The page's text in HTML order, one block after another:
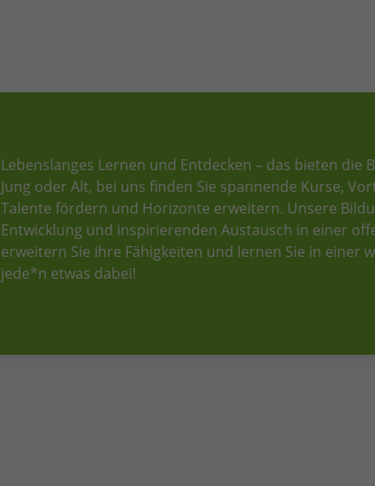
Lebenslanges Lernen und Entdecken – das bieten die
Jung oder Alt, bei uns finden Sie spannende Kurse,
Talente fördern und Horizonte erweitern. Unsere
Entwicklung und inspirierenden Austausch in einer
erweitern Sie Ihre Fähigkeiten und lernen Sie in einer
jede*n etwas dabei!